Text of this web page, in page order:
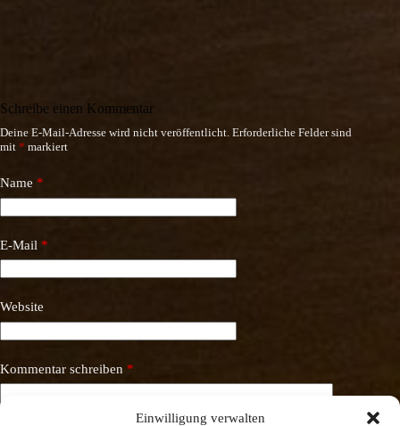
Einwilligung verwalten
Schreibe einen Kommentar
Deine E-Mail-Adresse wird nicht veröffentlicht. Erforderliche Felder sind
mit * markiert
Name *
E-Mail *
Website
Kommentar schreiben *